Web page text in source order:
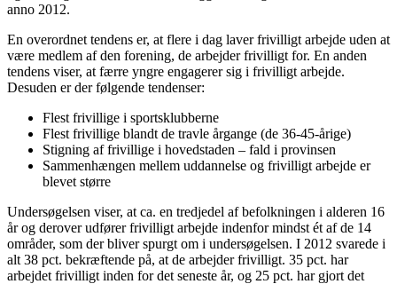
anno 2012.
En overordnet tendens er, at flere i dag laver frivilligt arbejde uden at
være medlem af den forening, de arbejder frivilligt for. En anden
tendens viser, at færre yngre engagerer sig i frivilligt arbejde.
Desuden er der følgende tendenser:
Flest frivillige i sportsklubberne
Flest frivillige blandt de travle årgange (de 36-45-årige)
Stigning af frivillige i hovedstaden – fald i provinsen
Sammenhængen mellem uddannelse og frivilligt arbejde er
blevet større
Undersøgelsen viser, at ca. en tredjedel af befolkningen i alderen 16
år og derover udfører frivilligt arbejde indenfor mindst ét af de 14
områder, som der bliver spurgt om i undersøgelsen. I 2012 svarede i
alt 38 pct. bekræftende på, at de arbejder frivilligt. 35 pct. har
arbejdet frivilligt inden for det seneste år, og 25 pct. har gjort det